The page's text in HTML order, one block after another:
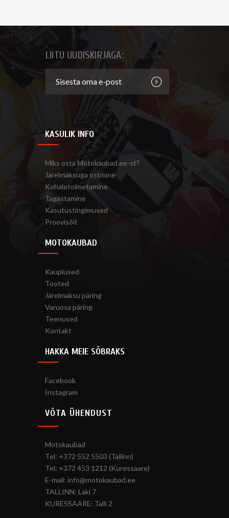
LIITU UUDISKIRJAGA:
KASULIK INFO
Miks osta Motokaubad.ee-st?
Järelmaksuga ostmine
Kohaletoimetamine
Tagastamine
Kasutustingimused
Proovisõit
MOTOKAUBAD
Kauplused
Tooted
Järelmaksu päring
Varuosa päring
Teenused
Kontakt
HAKKA MEIE SÕBRAKS
Facebook
Instagram
VÕTA ÜHENDUST
Motokaubad
Tel: +372 552 5503 (Tallinn)
Tel: +372 453 1212 (Kuressaare)
E-mail: info@motokaubad.ee
TALLINN: Laki 7
KURESSAARE: Talli 2